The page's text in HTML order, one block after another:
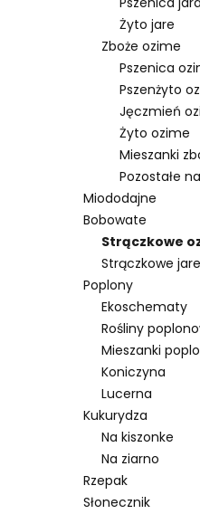
Żyto jare
Zboże ozime
Pszenica
Pszenżyto
Jęczmień
Żyto ozime
Mieszanki
Pozostałe
Miododajne
Bobowate
Strączkowe
Strączkowe jare
Poplony
Ekoschematy
Rośliny
Mieszanki
Koniczyna
Lucerna
Kukurydza
Na kiszonke
Na ziarno
Rzepak
Słonecznik